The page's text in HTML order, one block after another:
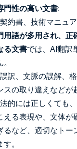
門性の高い文書:
約書、技術マニュ
用語が多用され、正
る文書では、AI翻訳
訳、文脈の誤解、
スの取り違えなどが
的には正しくても
える表現や、文体が
るなど、適切なトー
。